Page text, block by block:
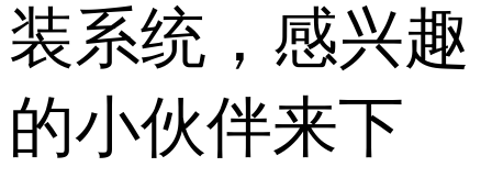
装系统，感兴趣
的小伙伴来下